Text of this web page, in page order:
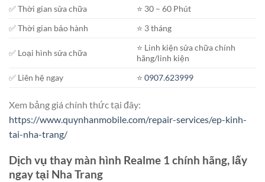
✅ Thời gian sửa chữa
⭐️ 30 – 60 Phút
✅ Thời gian bảo hành
⭐️ 3 tháng
✅ Loại hình sửa chữa
⭐️ Linh kiện sửa chữa chính
hãng/linh kiện
✅ Liên hệ ngay
⭐️0907.623999
Xem bảng giá chính thức tại đây:
https://www.quynhanmobile.com/repair-services/ep-kinh-
tai-nha-trang/
Dịch vụ thay màn hình Realme 1 chính hãng, lấy
ngay tại Nha Trang